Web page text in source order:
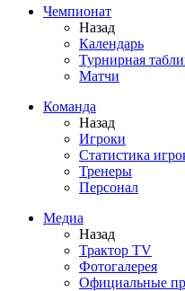
Чемпионат
Назад
Календарь
Турнирная
Матчи
Команда
Назад
Игроки
Статистика
Тренеры
Персонал
Медиа
Назад
Трактор TV
Фотогалерея
Официальные